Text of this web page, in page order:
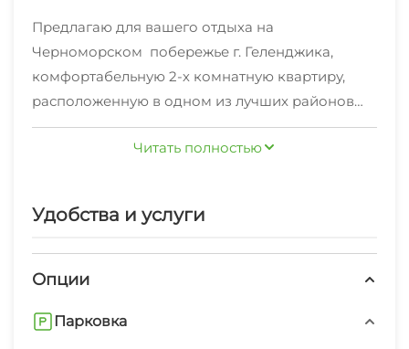
Предлагаю для вашего отдыха на
Черноморском побережье г. Геленджика,
комфортабельную 2-х комнатную квартиру,
расположенную в одном из лучших районов
курорта, с множеством отличных пляжей,
которые расположены в 7 минутной шаговой
прекрасная прогулочная набережная, откуда
море и неповторимые закаты.
территории, въезд на машине, только через
Читать полностью
Удобства и услуги
Опции
Парковка